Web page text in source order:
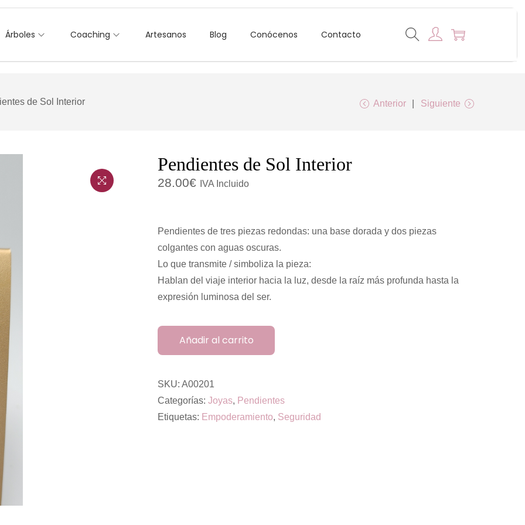
Árboles Coaching Artesanos Blog Conócenos Contacto
de Sol Interior Anterior Siguiente
Pendientes de Sol Interior
28.00€ IVA Incluido
Pendientes de tres piezas redondas: una base dorada y dos piezas
colgantes con aguas oscuras.
Lo que transmite / simboliza la pieza:
Hablan del viaje interior hacia la luz, desde la raíz más profunda hasta la
expresión luminosa del ser.
Añadir al carrito
SKU: A00201
Categorías: Joyas, Pendientes
Etiquetas: Empoderamiento, Seguridad